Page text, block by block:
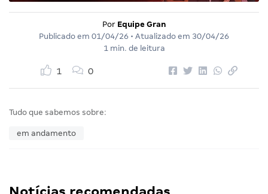
Por Equipe Gran
Publicado em 01/04/26 • Atualizado em 30/04/26
1 min. de leitura
1 0
Tudo que sabemos sobre:
em andamento